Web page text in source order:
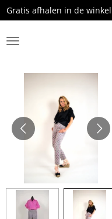
Ga
direct
naar
de
Gratis afhalen in de